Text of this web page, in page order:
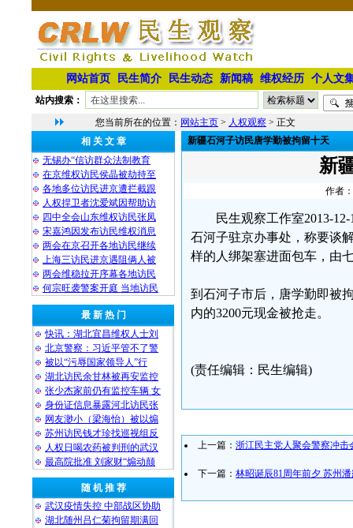
网站首页 民生简介 民生动态 新闻稿 维权经历 个人文
站内搜索：
您当前所在的位置： 网站主页 > 人权观察 > 正文
相 关 文 章
无锡办“信访群众法制教育
在京维权访民侯晶被劫持至
各地多位访民进京遭拦截跟
人权捍卫者沈爱斌因帮助访
四中全会山东维权访民张凤
宋嘉鸿因发布访民维权消息
两会在京召开各地访民继续
上海三访民进京遇阻俩人被
两会维稳拉开序幕各地访民
何宗旺袭警案开庭 当地访民
最 新 热 门
快讯：湖北宜昌维权人士刘
北京警察：习近平管不了警
被以“污辱国家领导人”行
湖北访民余甘林被再安监控
张少杰家前仍有监控车辆 女
身份证信息暴露河北访民张
网友渺小（梁海怡）被以煽
苏州访民钱才珍找巡视组反
人权日喝农药被判刑的武汉
最高院批准 刘家财“煽动颠
随 机 推 荐
武汉疫情失控 中部战区协助
湖北随州吕仁菊拘留期满回
新疆石河子访民唐学勤被拘留十天
新
作者
民生观察工作室2013-
石河子驻京办事处，称要谈
样的人绑架塞进面包车，由
到石河子市后，唐学勤即被
内的3200元现金被抢走。
(责任编辑：民生编辑)
上一篇： 浙江民主党人聚会警察冲
下一篇： 林昭诞辰81周年前夕 苏州